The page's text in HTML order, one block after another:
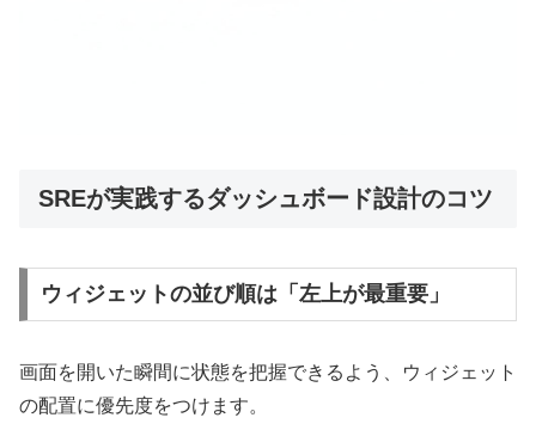
SREが実践するダッシュボード設計のコツ
ウィジェットの並び順は「左上が最重要」
画面を開いた瞬間に状態を把握できるよう、ウィジェット
の配置に優先度をつけます。